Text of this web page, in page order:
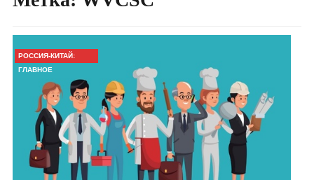
РОССИЯ-КИТАЙ:
ГЛАВНОЕ